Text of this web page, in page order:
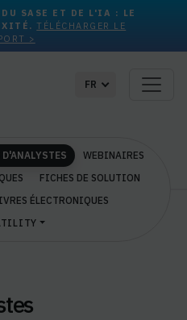
SASE ET DE L'IA : LE
TÉLÉCHARGER LE
>
FR
WEBINAIRES
FICHES DE SOLUTION
ÉLECTRONIQUES